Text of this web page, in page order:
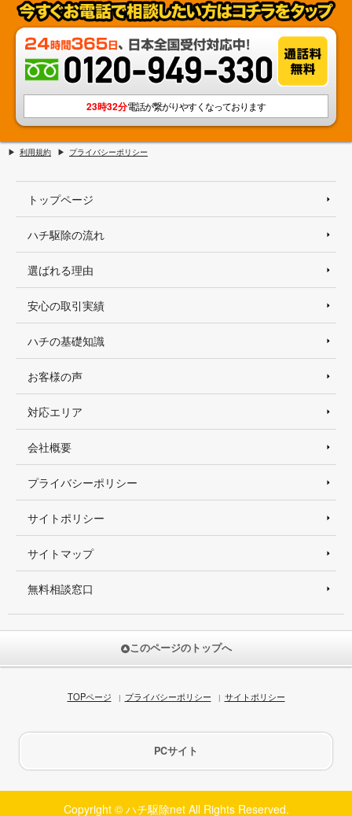
23時32分電話が繋がりやすくなっております
利用規約 プライバシーポリシー
トップページ
ハチ駆除の流れ
選ばれる理由
安心の取引実績
ハチの基礎知識
お客様の声
対応エリア
会社概要
プライバシーポリシー
サイトポリシー
サイトマップ
無料相談窓口
このページのトップへ
TOPページ プライバシーポリシー サイトポリシー
PCサイト
Copyright © ハチ駆除net All Rights Reserved.